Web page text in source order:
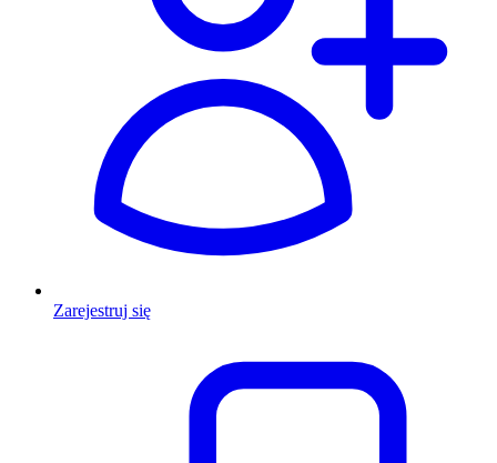
Zarejestruj się